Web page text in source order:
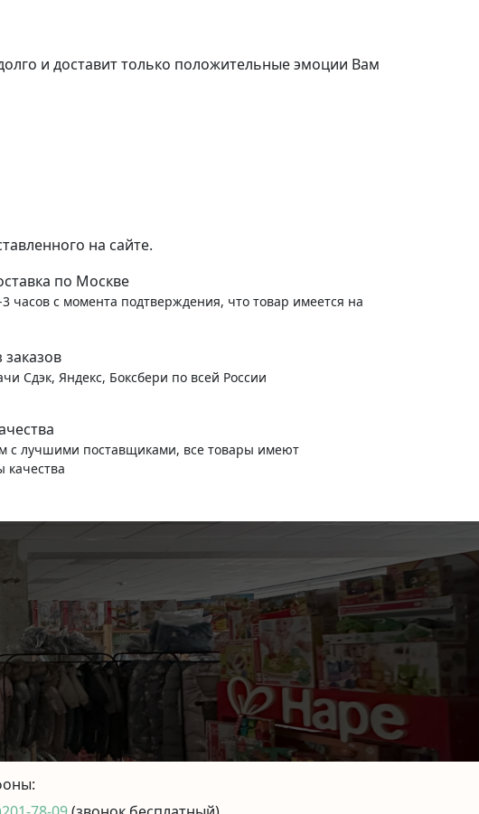
и доставит только положительные эмоции Вам
на сайте.
по Москве
часов с момента подтверждения, что товар имеется на
Сдэк, Яндекс, Боксбери по всей России
с лучшими поставщиками, все товары имеют
качества